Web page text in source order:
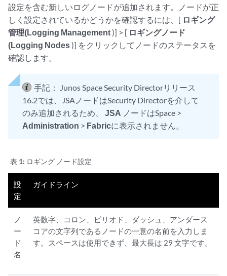
設定を含む新しいログノードが追加されます。ノードが正
しく設定されているかどうかを確認するには、[ ロギング
管理(Logging Management)] > [ ロギングノード
(Logging Nodes)] をクリックしてノードのステータスを
確認します。
手記：
Junos Space Security Directorリリース
16.2では、JSAノードはSecurity Directorを介して
のみ追加されるため、 JSA ノードはSpace >
Administration > Fabricに表示されません。
表 1: ロギング ノード設定
設
定
ガイドライン
ノ
ー
ド
名
英数字、コロン、ピリオド、ダッシュ、アンダース
コアの文字列であるノードの一意の名前を入力しま
す。スペースは使用できず、最大長は 29 文字です。